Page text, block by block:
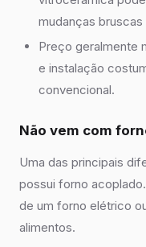
mudanças
Preço geralmente
e instalação
convencional.
Não vem com
Uma das principais
possui forno
de um forno elétrico
alimentos.